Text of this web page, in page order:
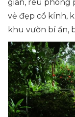
gian, rêu phong
vẻ đẹp cổ kính,
khu vườn bí ẩn,